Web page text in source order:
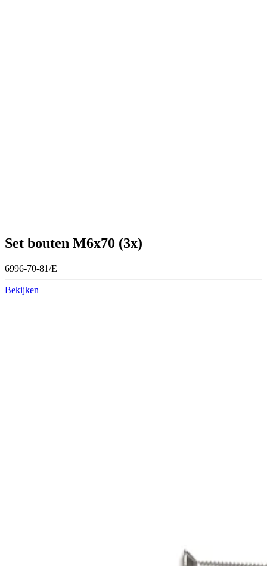
Set bouten M6x70 (3x)
6996-70-81/E
Bekijken